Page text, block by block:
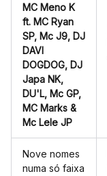
MC Meno K
ft. MC Ryan
SP, Mc J9, DJ
DAVI
DOGDOG, DJ
Japa NK,
DU'L, Mc GP,
MC Marks &
Mc Lele JP
Nove nomes
numa só faixa